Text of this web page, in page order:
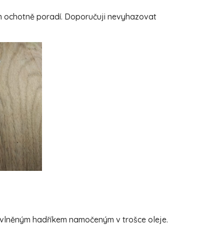
ochotně poradí. Doporučuji nevyhazovat
hadříkem namočeným v trošce oleje.